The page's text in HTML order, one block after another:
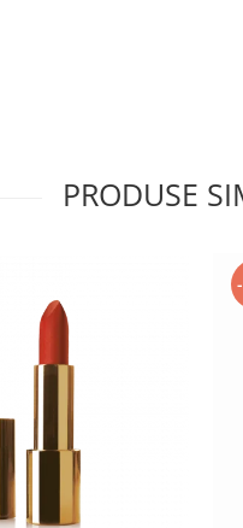
PRODUSE